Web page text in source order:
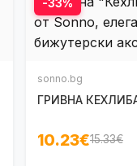
-33%
sonno.bg
ГРИВНА
10.23€15.33€